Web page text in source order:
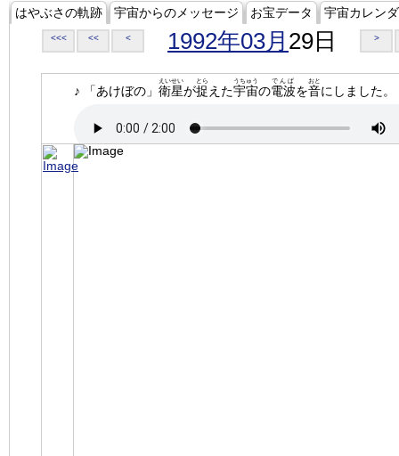
はやぶさの軌跡 宇宙からのメッセージ お宝データ 宇宙カレン
<<< << < 1992年03月 29日 >
♪ 「あけぼの」 衛星
えいせい
が捉
とら
えた宇宙
うちゅう
の電波
でんぱ
を音
おと
にしました。